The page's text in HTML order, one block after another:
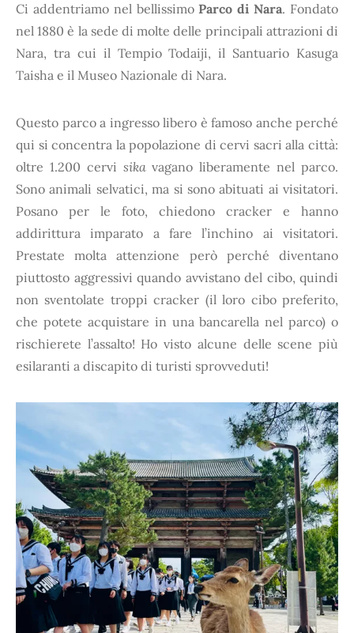
Ci addentriamo nel bellissimoParco di Nara. Fondato
nel 1880 è la sede di molte delle principali attrazioni di
Nara, tra cui il Tempio Todaiji, il Santuario Kasuga
Taisha e il Museo Nazionale di Nara.
Questo parco a ingresso libero è famoso anche perché
qui si concentra la popolazione di cervi sacri alla città:
oltre 1.200 cervi sikavagano liberamente nel parco.
Sono animali selvatici, ma si sono abituati ai visitatori.
Posano per le foto, chiedono cracker e hanno
addirittura imparato a fare l’inchino ai visitatori.
Prestate molta attenzione però perché diventano
piuttosto aggressivi quando avvistano del cibo, quindi
non sventolate troppi cracker (il loro cibo preferito,
che potete acquistare in una bancarella nel parco) o
rischierete l’assalto! Ho visto alcune delle scene più
esilaranti a discapito di turisti sprovveduti!